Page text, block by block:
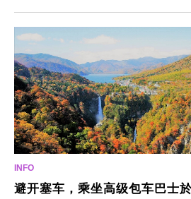
食材的餐厅。让您体验黑川温泉的全新乐趣
避开塞车，乘坐高级包车巴士